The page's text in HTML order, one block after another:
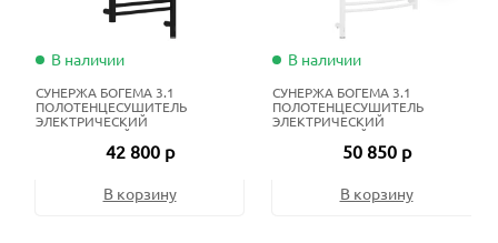
В наличии
СУНЕРЖА БОГЕМА 3.1
ПОЛОТЕНЦЕСУШИТЕЛЬ
ЭЛЕКТРИЧЕСКИЙ
ЖИДКОСТНЫЙ 100Х40 СМ
МАТОВЫЙ ЧЁРНЫЙ
42 800 р
В корзину
В наличии
СУНЕРЖА БОГЕМА 3.1
ПОЛОТЕНЦЕСУШИТЕЛЬ
ЭЛЕКТРИЧЕСКИЙ
ЖИДКОСТНЫЙ 120Х60 СМ
МАТОВЫЙ БЕЛЫЙ
50 850 р
В корзину